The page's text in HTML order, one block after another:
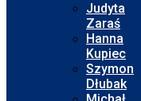
Judyta
Zaraś
Hanna
Kupiec
Szymon
Dłubak